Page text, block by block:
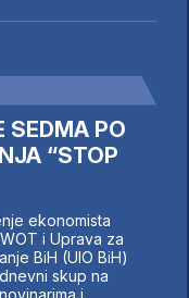
SEDMA PO
“STOP
ekonomista
i Uprava za
BiH (UIO BiH)
skup na
i